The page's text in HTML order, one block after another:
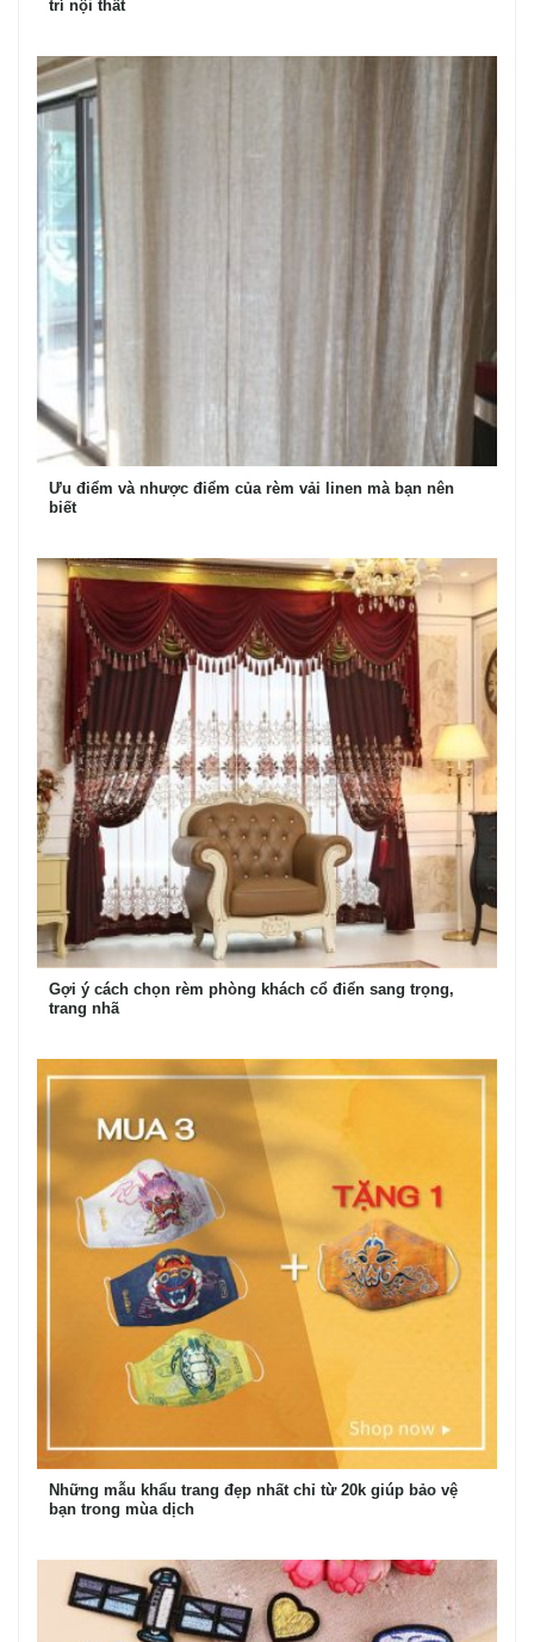
trí nội thất
Ưu điểm và nhược điểm của rèm vải linen mà bạn nên
biết
Gợi ý cách chọn rèm phòng khách cổ điển sang trọng,
trang nhã
Những mẫu khẩu trang đẹp nhất chỉ từ 20k giúp bảo vệ
bạn trong mùa dịch